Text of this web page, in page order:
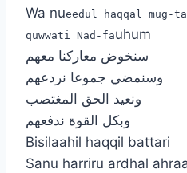
Wa nueedul haqqal mug-
quwwati Nad-fauhum
سنخوض معاركنا معهم
وسنمضي جموعا نردعهم
ونعيد الحق المغتصب
وبكل القوة ندفعهم
Bisilaahil haqqil battari
Sanu harriru ardhal